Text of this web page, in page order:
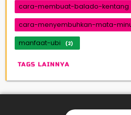
cara-membuat-balado-kentang
cara-menyembuhkan-mata-
manfaat-ubi (2)
TAGS LAINNYA